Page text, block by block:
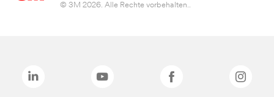
© 3M 2026. Alle Rechte vorbehalten..